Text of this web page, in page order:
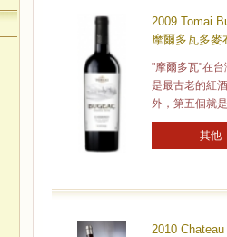
2009 Tomai
摩爾多瓦多麥
"摩爾多瓦"在
是最古老的紅
外，第五個就
其他
2010